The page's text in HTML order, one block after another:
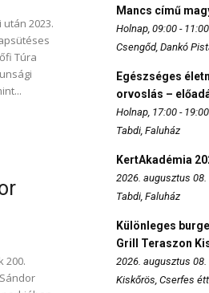
2023.
Túra
200.
Mancs című
Holnap, 09:00 - 11:00
Csengőd, Dankó
Egészséges
orvoslás –
Holnap, 17:00 - 19:00
Tabdi, Faluház
KertAkadémia
2026. augusztus 08.
Tabdi, Faluház
Különleges
Grill Teraszon
2026. augusztus 08.
Kiskőrös, Cserfes